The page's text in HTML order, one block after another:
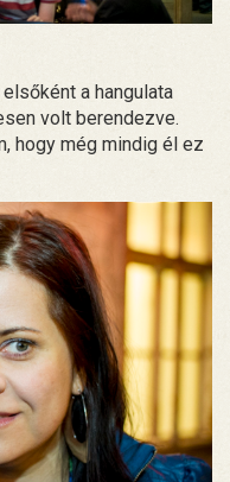
a hangulata
volt berendezve.
hogy még mindig él ez